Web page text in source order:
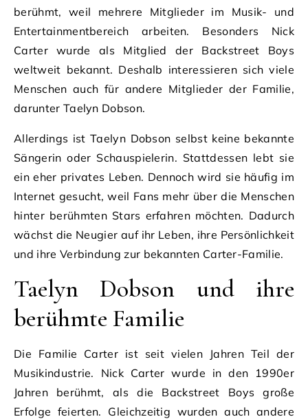
berühmt, weil mehrere Mitglieder im Musik- und
Entertainmentbereich arbeiten. Besonders Nick
Carter wurde als Mitglied der Backstreet Boys
weltweit bekannt. Deshalb interessieren sich viele
Menschen auch für andere Mitglieder der Familie,
darunter Taelyn Dobson.
Allerdings ist Taelyn Dobson selbst keine bekannte
Sängerin oder Schauspielerin. Stattdessen lebt sie
ein eher privates Leben. Dennoch wird sie häufig im
Internet gesucht, weil Fans mehr über die Menschen
hinter berühmten Stars erfahren möchten. Dadurch
wächst die Neugier auf ihr Leben, ihre Persönlichkeit
und ihre Verbindung zur bekannten Carter-Familie.
Taelyn Dobson und ihre
berühmte Familie
Die Familie Carter ist seit vielen Jahren Teil der
Musikindustrie. Nick Carter wurde in den 1990er
Jahren berühmt, als die Backstreet Boys große
Erfolge feierten. Gleichzeitig wurden auch andere